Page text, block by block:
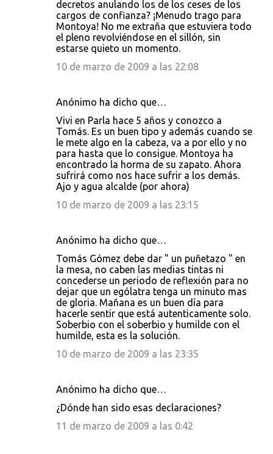
decretos anulando los de los ceses de los
cargos de confianza? ¡Menudo trago para
Montoya! No me extraña que estuviera todo
el pleno revolviéndose en el sillón, sin
estarse quieto un momento.
10 de marzo de 2009 a las 22:08
Anónimo ha dicho que…
Vivi en Parla hace 5 años y conozco a
Tomás. Es un buen tipo y además cuando se
le mete algo en la cabeza, va a por ello y no
para hasta que lo consigue. Montoya ha
encontrado la horma de su zapato. Ahora
sufrirá como nos hace sufrir a los demás.
Ajo y agua alcalde (por ahora)
10 de marzo de 2009 a las 23:15
Anónimo ha dicho que…
Tomás Gómez debe dar " un puñetazo " en
la mesa, no caben las medias tintas ni
concederse un periodo de reflexión para no
dejar que un ególatra tenga un minuto mas
de gloria. Mañana es un buen día para
hacerle sentir que está autenticamente solo.
Soberbio con el soberbio y humilde con el
humilde, esta es la solución.
10 de marzo de 2009 a las 23:35
Anónimo ha dicho que…
¿Dónde han sido esas declaraciones?
11 de marzo de 2009 a las 0:42